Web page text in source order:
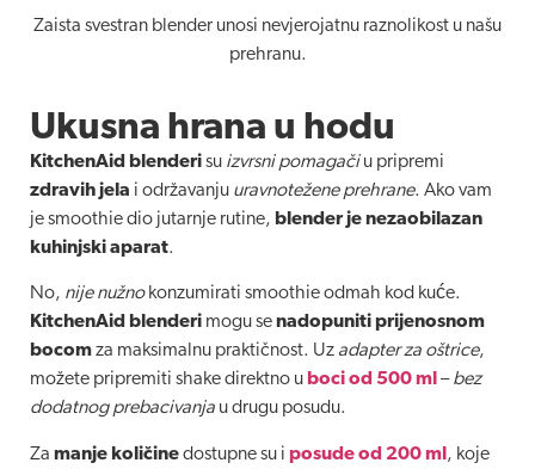
Zaista svestran blender unosi nevjerojatnu raznolikost u našu
prehranu.
Ukusna hrana u hodu
KitchenAid blenderisu izvrsni pomagačiu pripremi
zdravih jela i održavanju uravnotežene prehrane. Ako vam
je smoothie dio jutarnje rutine, blender je nezaobilazan
kuhinjski aparat.
No, nije nužnokonzumirati smoothie odmah kod kuće.
KitchenAid blenderi mogu senadopuniti prijenosnom
bocomza maksimalnu praktičnost. Uz adapter za oštrice,
možete pripremiti shake direktno u boci od 500 ml–bez
dodatnog prebacivanja u drugu posudu.
Za manje količinedostupne su i posude od 200 ml , koje